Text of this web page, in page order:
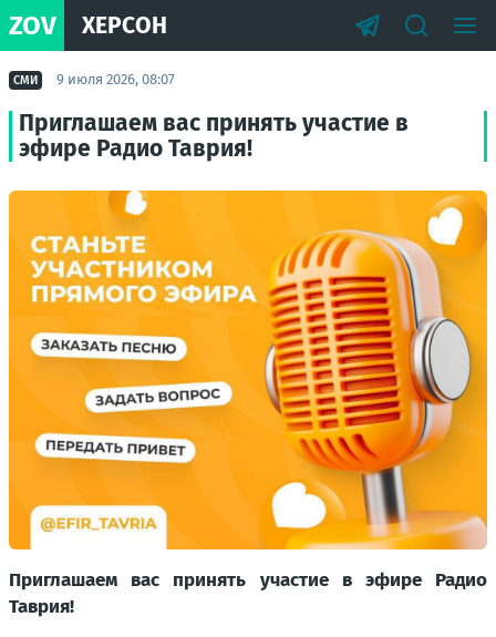
ZOV ХЕРСОН
СМИ 9 июля 2026, 08:07
Приглашаем вас принять участие в
эфире Радио Таврия!
Приглашаем вас принять участие в эфире Радио
Таврия!